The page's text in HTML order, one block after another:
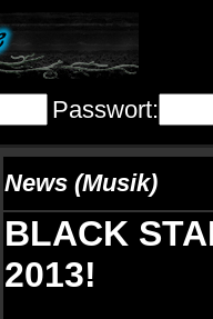
Passwort:
News (Musik)
BLACK
2013!